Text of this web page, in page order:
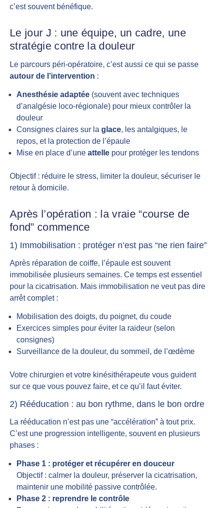
c’est souvent bénéfique.
Le jour J : une équipe, un cadre, une
stratégie contre la douleur
Le parcours péri-opératoire, c’est aussi ce qui se passe
autour de l’intervention :
Anesthésie adaptée(souvent avec techniques
d’analgésie loco-régionale) pour mieux contrôler la
douleur
Consignes claires sur la glace, les antalgiques, le
repos, et la protection de l’épaule
Mise en place d’une attellepour protéger les tendons
Objectif : réduire le stress, limiter la douleur, sécuriser le
retour à domicile.
Après l’opération : la vraie “course de
fond” commence
1) Immobilisation : protéger n’est pas “ne rien faire”
Après réparation de coiffe, l’épaule est souvent
immobilisée plusieurs semaines. Ce temps est essentiel
pour la cicatrisation. Mais immobilisation ne veut pas dire
arrêt complet :
Mobilisation des doigts, du poignet, du coude
Exercices simples pour éviter la raideur (selon
consignes)
Surveillance de la douleur, du sommeil, de l’œdème
Votre chirurgien et votre kinésithérapeute vous guident
sur ce que vous pouvez faire, et ce qu’il faut éviter.
2) Rééducation : au bon rythme, dans le bon ordre
La rééducation n’est pas une “accélération” à tout prix.
C’est une progression intelligente, souvent en plusieurs
phases :
Phase 1 : protéger et récupérer en douceur
Objectif : calmer la douleur, préserver la cicatrisation,
maintenir une mobilité passive contrôlée.
Phase 2 : reprendre le contrôle